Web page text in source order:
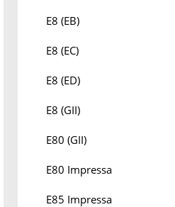
E8 (EB)
E8 (EC)
E8 (ED)
E8 (GII)
E80 (GII)
E80 Impressa
E85 Impressa